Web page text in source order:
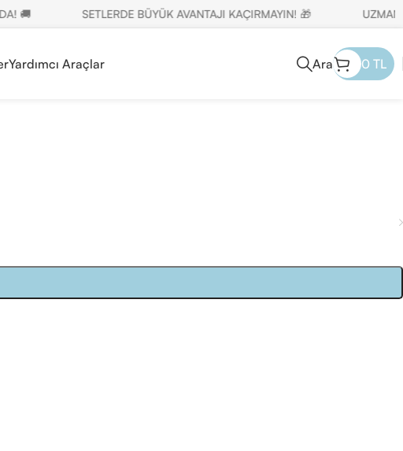
🚚 SETLERDE BÜYÜK AVANTAJI KAÇIRMAYIN! 🎁 UZMAN
Yardımcı Araçlar Ara 0 TL